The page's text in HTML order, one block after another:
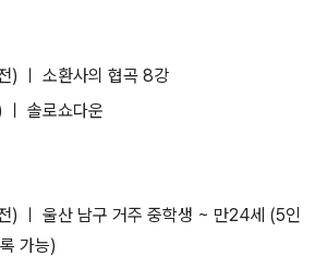
) ㅣ 소환사의 협곡 8강
ㅣ 솔로쇼다운
) ㅣ 울산 남구 거주 중학생 ~ 만24세 (5인
가능)